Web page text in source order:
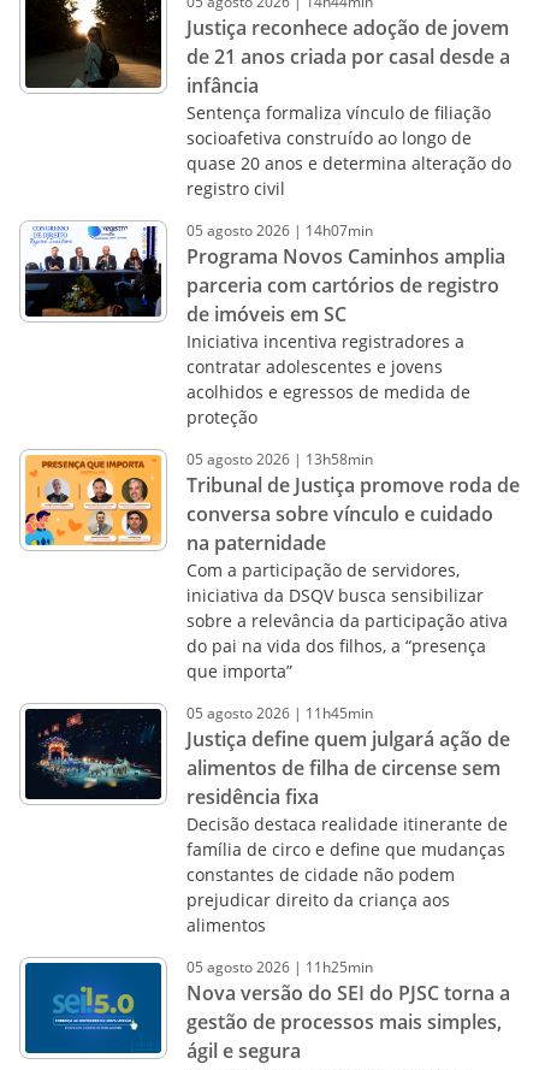
Justiça reconhece adoção de jovem
de 21 anos criada por casal desde a
infância
Sentença formaliza vínculo de filiação
socioafetiva construído ao longo de
quase 20 anos e determina alteração do
registro civil
05 agosto2026 | 14h07min
Programa Novos Caminhos amplia
parceria com cartórios de registro
de imóveis em SC
Iniciativa incentiva registradores a
contratar adolescentes e jovens
acolhidos e egressos de medida de
proteção
05 agosto2026 | 13h58min
Tribunal de Justiça promove roda de
conversa sobre vínculo e cuidado
na paternidade
Com a participação de servidores,
iniciativa da DSQV busca sensibilizar
sobre a relevância da participação ativa
do pai na vida dos filhos, a “presença
que importa”
05 agosto2026 | 11h45min
Justiça define quem julgará ação de
alimentos de filha de circense sem
residência fixa
Decisão destaca realidade itinerante de
família de circo e define que mudanças
constantes de cidade não podem
prejudicar direito da criança aos
alimentos
05 agosto2026 | 11h25min
Nova versão do SEI do PJSC torna a
gestão de processos mais simples,
ágil e segura